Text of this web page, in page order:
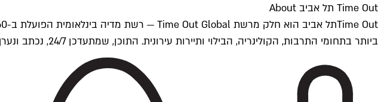
Time Out תל אביב About
ביותר בתחומי התרבות, הקולינריה, הבילוי ותיירות עירונית. התוכן, שמתעדכן 24/7, נכתב ונערך על ידי צוות עיתונאים מקצועי מקומי בישראל, בהתאם לסטנדרטים של Time Out העולמית.